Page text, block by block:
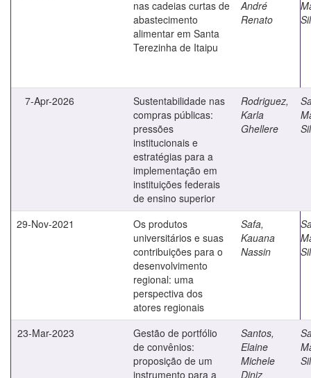
nas cadeias curtas de
abastecimento
alimentar em Santa
Terezinha de Itaipu
André
Renato
7-Apr-2026
Sustentabilidade nas
compras públicas:
pressões
institucionais e
estratégias para a
implementação em
instituições federais
de ensino superior
Rodriguez,
Karla
Ghellere
29-Nov-2021
Os produtos
universitários e suas
contribuições para o
desenvolvimento
regional: uma
perspectiva dos
atores regionais
Safa,
Kauana
Nassin
23-Mar-2023
Gestão de portfólio
de convênios:
proposição de um
instrumento para a
Santos,
Elaine
Michele
Diniz